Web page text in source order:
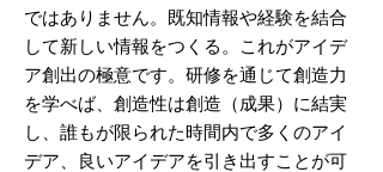
ではありません。既知情報や経験を結合
して新しい情報をつくる。これがアイデ
ア創出の極意です。研修を通じて創造力
を学べば、創造性は創造（成果）に結実
し、誰もが限られた時間内で多くのアイ
デア、良いアイデアを引き出すことが可